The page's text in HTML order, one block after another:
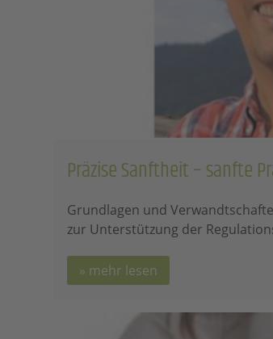
Präzise Sanftheit – sanfte
Grundlagen und
zur Unterstützung der
mehr lesen